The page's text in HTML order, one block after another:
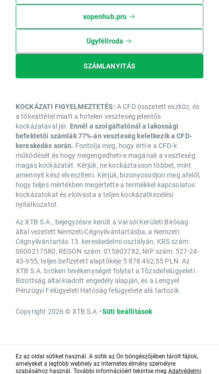
xopenhub.pro
Ügyféliroda
SZÁMLANYITÁS
KOCKÁZATI FIGYELMEZTETÉS: A CFD összetett eszköz, és
a tőkeáttétel miatt a hirtelen veszteség jelentős
kockázatával jár. Ennél a szolgáltatónál a lakossági
befektetői számlák 77%-án veszteség keletkezik a CFD-
kereskedés során. Fontolja meg, hogy érti-e a CFD-k
működését és hogy megengedheti-e magának a veszteség
magas kockázatát. Kérjük, ne kockáztasson többet, mint
amennyit kész elveszíteni. Kérjük, bizonyosodjon meg afelől,
hogy teljes mértékben megértette a termékkel kapcsolatos
kockázatokat és elolvasta a teljes kockázatkezelési
nyilatkozatot.
Az XTB S.A., bejegyzésre került a Varsói Kerületi Bíróság
által vezetett Nemzeti Cégnyilvántartásba, a Nemzeti
Cégnyilvántartás 13. kereskedelmi osztályán, KRS szám:
0000217580, REGON szám: 015803782, NIP szám: 527-24-
43-955, teljes befizetett alaptőkéje 5 878 462,55 PLN. Az
XTB S.A. brókeri tevékenységet folytat a Tőzsdefelügyeleti
Bizottság által kiadott engedély alapján, és a Lengyel
Pénzügyi Felügyeleti Hatóság felügyelete alá tartozik.
Copyright 2026 © XTB S.A.•Süti beállítások
Ez az oldal sütiket használ. A sütik az Ön böngészőjében tárolt fájlok,
amelyeket a legtöbb webhely az internetes élmény személyre
szabásához használ. További információért tekintse meg Adatvédelmi